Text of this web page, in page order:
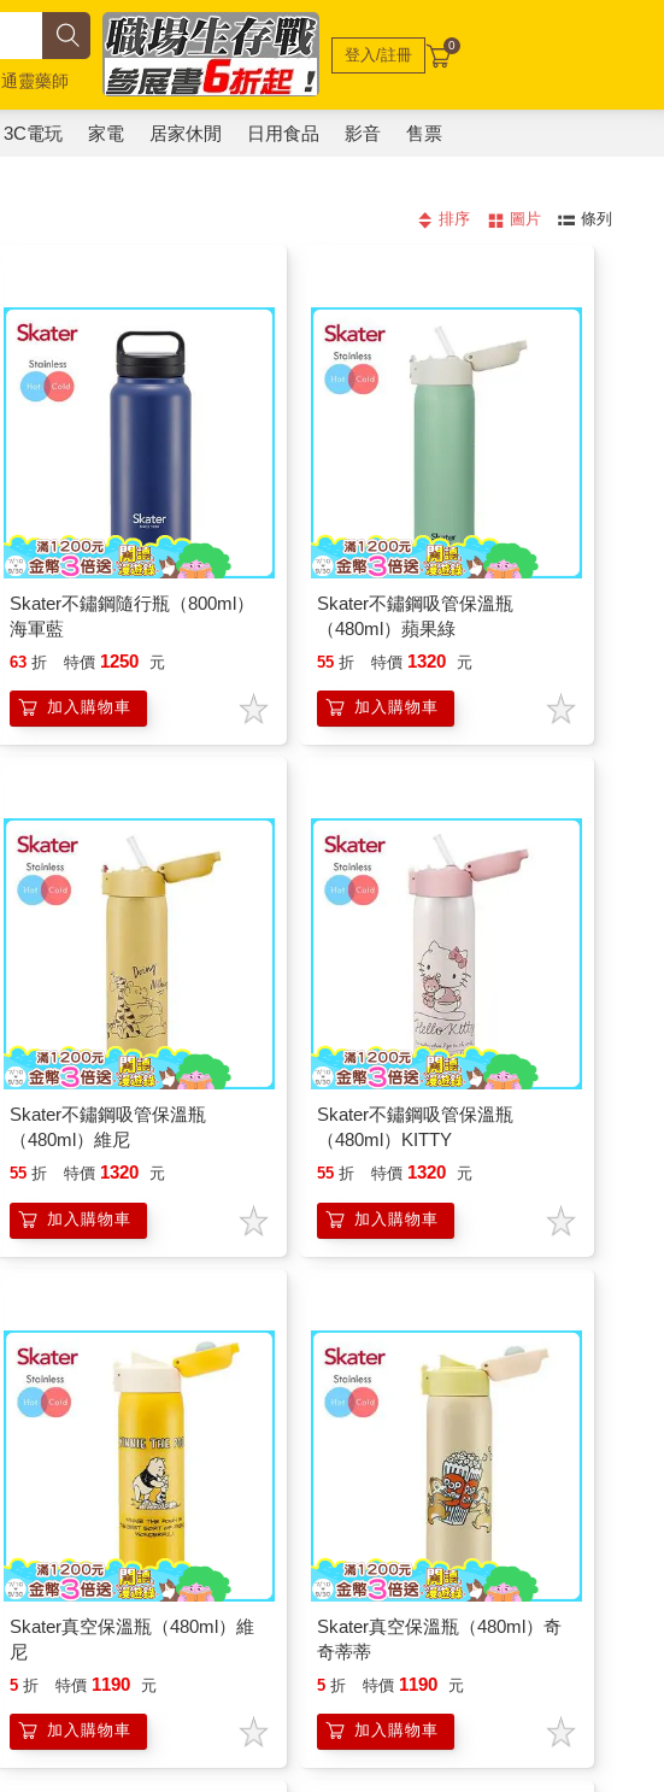
通靈藥師
登入/註冊 0
3C電玩 家電 居家休閒 日用食品 影音 售票
排序 圖片 條列
Skater不鏽鋼隨行瓶（800ml）
海軍藍
63 折 特價 1250 元
加入購物車
Skater不鏽鋼吸管保溫瓶
（480ml）蘋果綠
55 折 特價 1320 元
加入購物車
Skater不鏽鋼吸管保溫瓶
（480ml）維尼
55 折 特價 1320 元
加入購物車
Skater不鏽鋼吸管保溫瓶
（480ml）KITTY
55 折 特價 1320 元
加入購物車
Skater真空保溫瓶（480ml）維
尼
5 折 特價 1190 元
加入購物車
Skater真空保溫瓶（480ml）奇
奇蒂蒂
5 折 特價 1190 元
加入購物車